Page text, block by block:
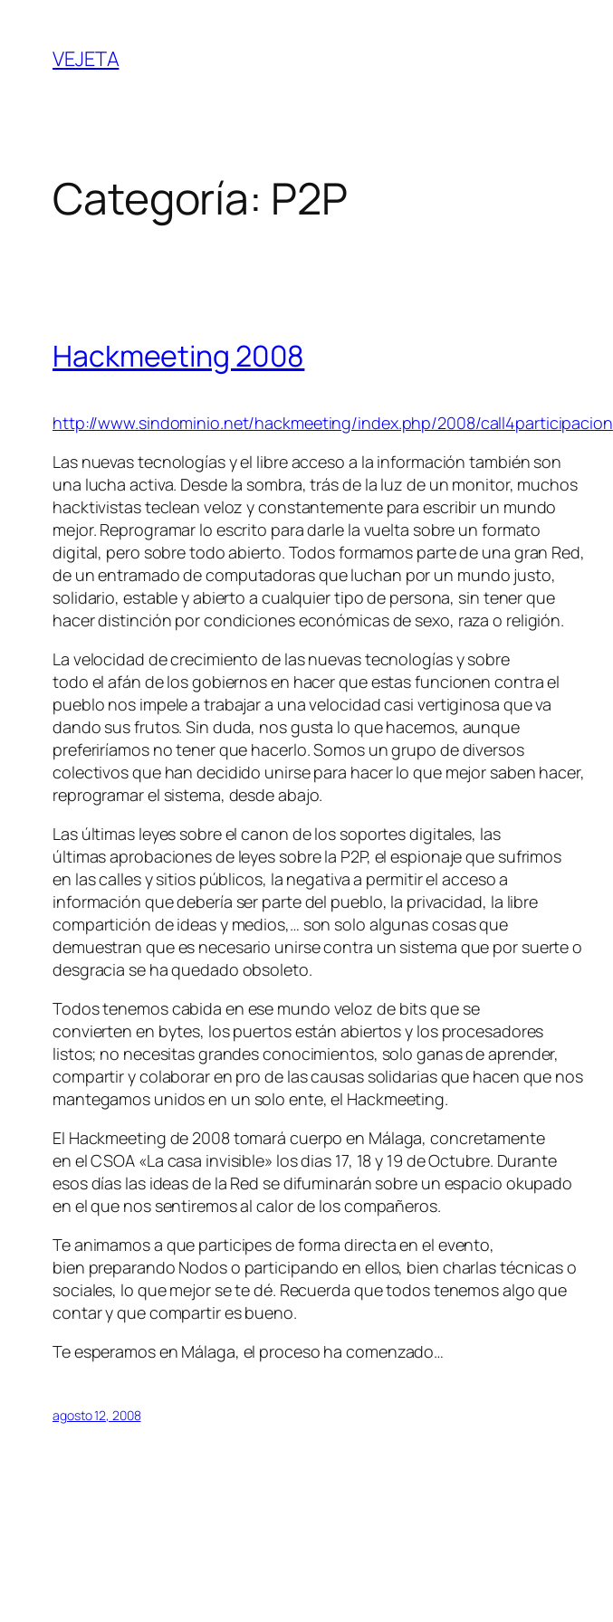
contenido
VEJETA
Categoría: P2P
Hackmeeting 2008
http://www.sindominio.net/hackmeeting/index.php/2008/call4participacion
Las nuevas tecnologías y el libre acceso a la información también son
una lucha activa. Desde la sombra, trás de la luz de un monitor, muchos
hacktivistas teclean veloz y constantemente para escribir un mundo
mejor. Reprogramar lo escrito para darle la vuelta sobre un formato
digital, pero sobre todo abierto. Todos formamos parte de una gran Red,
de un entramado de computadoras que luchan por un mundo justo,
solidario, estable y abierto a cualquier tipo de persona, sin tener que
hacer distinción por condiciones económicas de sexo, raza o religión.
La velocidad de crecimiento de las nuevas tecnologías y sobre
todo el afán de los gobiernos en hacer que estas funcionen contra el
pueblo nos impele a trabajar a una velocidad casi vertiginosa que va
dando sus frutos. Sin duda, nos gusta lo que hacemos, aunque
preferiríamos no tener que hacerlo. Somos un grupo de diversos
colectivos que han decidido unirse para hacer lo que mejor saben hacer,
reprogramar el sistema, desde abajo.
Las últimas leyes sobre el canon de los soportes digitales, las
últimas aprobaciones de leyes sobre la P2P, el espionaje que sufrimos
en las calles y sitios públicos, la negativa a permitir el acceso a
información que debería ser parte del pueblo, la privacidad, la libre
compartición de ideas y medios,… son solo algunas cosas que
demuestran que es necesario unirse contra un sistema que por suerte o
desgracia se ha quedado obsoleto.
Todos tenemos cabida en ese mundo veloz de bits que se
convierten en bytes, los puertos están abiertos y los procesadores
listos; no necesitas grandes conocimientos, solo ganas de aprender,
compartir y colaborar en pro de las causas solidarias que hacen que nos
mantegamos unidos en un solo ente, el Hackmeeting.
El Hackmeeting de 2008 tomará cuerpo en Málaga, concretamente
en el CSOA «La casa invisible» los dias 17, 18 y 19 de Octubre. Durante
esos días las ideas de la Red se difuminarán sobre un espacio okupado
en el que nos sentiremos al calor de los compañeros.
Te animamos a que participes de forma directa en el evento,
bien preparando Nodos o participando en ellos, bien charlas técnicas o
sociales, lo que mejor se te dé. Recuerda que todos tenemos algo que
contar y que compartir es bueno.
Te esperamos en Málaga, el proceso ha comenzado…
agosto 12, 2008